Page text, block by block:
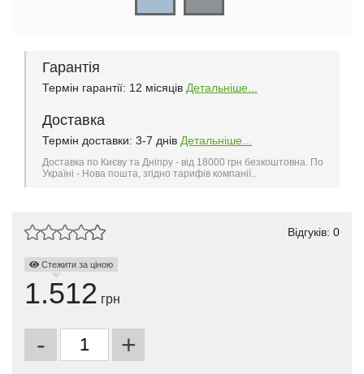
Гарантія
Термін гарантії: 12 місяців Детальніше...
Доставка
Термін доставки: 3-7 днів Детальніше...
Доставка по Києву та Дніпру - від 18000 грн безкоштовна. По
Україні - Нова пошта, згідно тарифів компанії..
Відгуків: 0
Стежити за ціною
1.512 грн
- +